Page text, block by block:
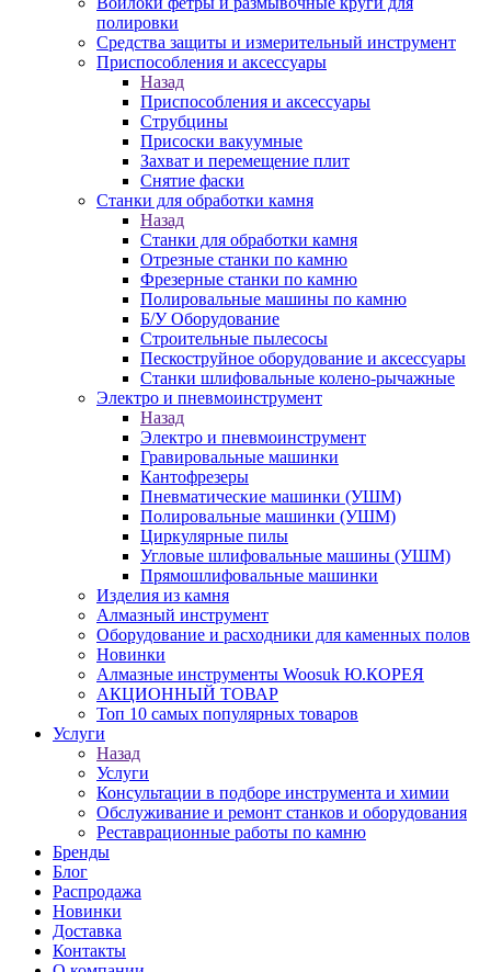
полировки
Средства защиты и измерительный инструмент
Приспособления и аксессуары
Назад
Приспособления и аксессуары
Струбцины
Присоски вакуумные
Захват и перемещение плит
Снятие фаски
Станки для обработки камня
Назад
Станки для обработки камня
Отрезные станки по камню
Фрезерные станки по камню
Полировальные машины по камню
Б/У Оборудование
Строительные пылесосы
Пескоструйное оборудование и аксессуары
Станки шлифовальные колено-рычажные
Электро и пневмоинструмент
Назад
Электро и пневмоинструмент
Гравировальные машинки
Кантофрезеры
Пневматические машинки (УШМ)
Полировальные машинки (УШМ)
Циркулярные пилы
Угловые шлифовальные машины (УШМ)
Прямошлифовальные машинки
Изделия из камня
Алмазный инструмент
Оборудование и расходники для каменных полов
Новинки
Алмазные инструменты Woosuk Ю.КОРЕЯ
АКЦИОННЫЙ ТОВАР
Топ 10 самых популярных товаров
Услуги
Назад
Услуги
Консультации в подборе инструмента и химии
Обслуживание и ремонт станков и оборудования
Реставрационные работы по камню
Бренды
Блог
Распродажа
Новинки
Доставка
Контакты